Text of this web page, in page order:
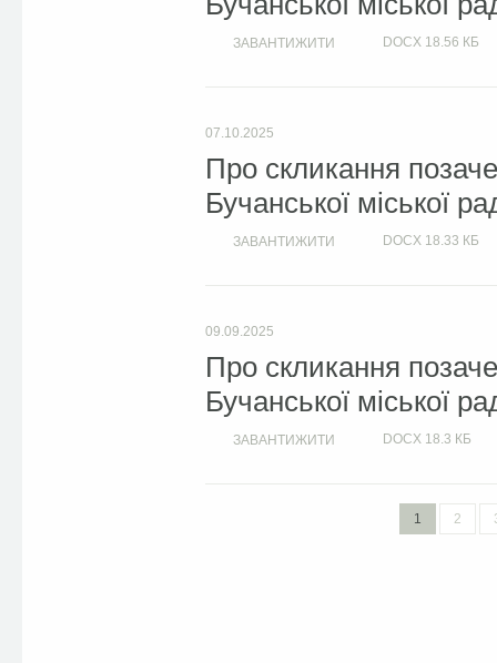
ЗАВАНТИЖИТИ DOCX 18.56 КБ
07.10.2025
Про скликання
Бучанської міської
ЗАВАНТИЖИТИ DOCX 18.33 КБ
09.09.2025
Про скликання
Бучанської міської
ЗАВАНТИЖИТИ DOCX 18.3 КБ
1 2